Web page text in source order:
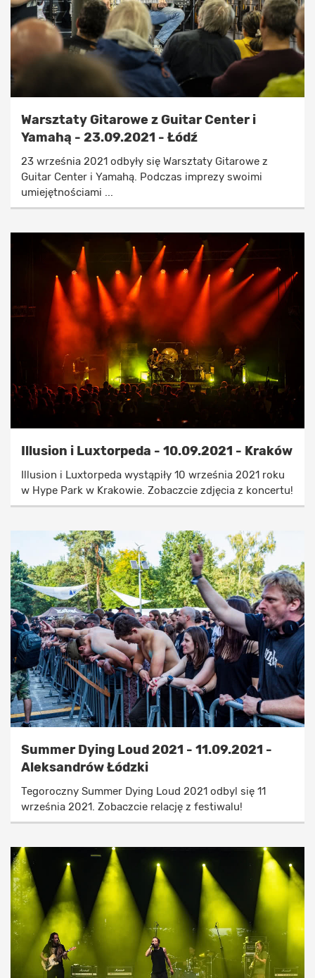
Warsztaty Gitarowe z Guitar Center i
Yamahą - 23.09.2021 - Łódź
23 września 2021 odbyły się Warsztaty Gitarowe z
Guitar Center i Yamahą. Podczas imprezy swoimi
umiejętnościami ...
Illusion i Luxtorpeda - 10.09.2021 - Kraków
Illusion i Luxtorpeda wystąpiły 10 września 2021 roku
w Hype Park w Krakowie. Zobaczcie zdjęcia z koncertu!
Summer Dying Loud 2021 - 11.09.2021 -
Aleksandrów Łódzki
Tegoroczny Summer Dying Loud 2021 odbyl się 11
września 2021. Zobaczcie relację z festiwalu!